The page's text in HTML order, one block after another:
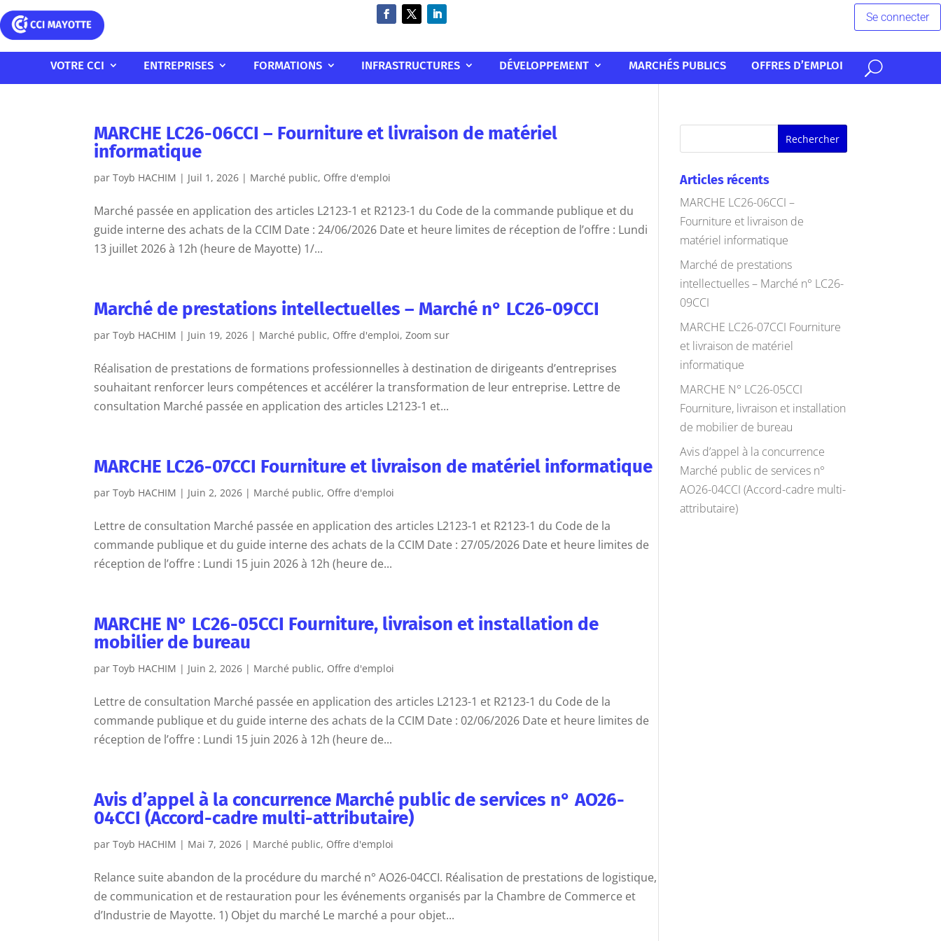
Se connecter
VOTRE CCI ENTREPRISES FORMATIONS INFRASTRUCTURES DÉVELOPPEMENT MARCHÉS PUBLICS OFFRES D’EMPLOI
MARCHE LC26-06CCI – Fourniture et livraison de matériel
informatique
parToyb HACHIM | Juil 1, 2026 | Marché public, Offre d'emploi
Marché passée en application des articles L2123-1 et R2123-1 du Code de la commande publique et du
guide interne des achats de la CCIM Date : 24/06/2026 Date et heure limites de réception de l’offre : Lundi
13 juillet 2026 à 12h (heure de Mayotte) 1/...
Marché de prestations intellectuelles – Marché n° LC26-09CCI
parToyb HACHIM | Juin 19, 2026 | Marché public, Offre d'emploi,Zoom sur
Réalisation de prestations de formations professionnelles à destination de dirigeants d’entreprises
souhaitant renforcer leurs compétences et accélérer la transformation de leur entreprise. Lettre de
consultation Marché passée en application des articles L2123-1 et...
MARCHE LC26-07CCI Fourniture et livraison de matériel informatique
parToyb HACHIM | Juin 2, 2026 | Marché public, Offre d'emploi
Lettre de consultation Marché passée en application des articles L2123-1 et R2123-1 du Code de la
commande publique et du guide interne des achats de la CCIM Date : 27/05/2026 Date et heure limites de
réception de l’offre : Lundi 15 juin 2026 à 12h (heure de...
MARCHE N° LC26-05CCI Fourniture, livraison et installation de
mobilier de bureau
parToyb HACHIM | Juin 2, 2026 | Marché public, Offre d'emploi
Lettre de consultation Marché passée en application des articles L2123-1 et R2123-1 du Code de la
commande publique et du guide interne des achats de la CCIM Date : 02/06/2026 Date et heure limites de
réception de l’offre : Lundi 15 juin 2026 à 12h (heure de...
Avis d’appel à la concurrence Marché public de services n° AO26-
04CCI (Accord-cadre multi-attributaire)
parToyb HACHIM | Mai 7, 2026 | Marché public, Offre d'emploi
Relance suite abandon de la procédure du marché n° AO26-04CCI. Réalisation de prestations de logistique,
de communication et de restauration pour les événements organisés par la Chambre de Commerce et
d’Industrie de Mayotte. 1) Objet du marché Le marché a pour objet...
Articles récents
MARCHE LC26-06CCI –
Fourniture et livraison de
matériel informatique
Marché de prestations
intellectuelles – Marché n° LC26-
09CCI
MARCHE LC26-07CCI Fourniture
et livraison de matériel
informatique
MARCHE N° LC26-05CCI
Fourniture, livraison et installation
de mobilier de bureau
Avis d’appel à la concurrence
Marché public de services n°
AO26-04CCI (Accord-cadre multi-
attributaire)